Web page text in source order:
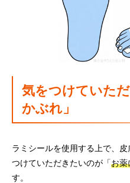
気をつけていた
かぶれ」
ラミシールを使用する上で、
つけていただきたいのが「お薬
す。